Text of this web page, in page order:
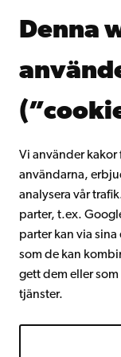
Denna
Vi använder kakor
användarna,
analysera vår
parter, t.ex.
parter kan via
som de kan
gett dem eller
tjänster.
Gå med i
Intranätet